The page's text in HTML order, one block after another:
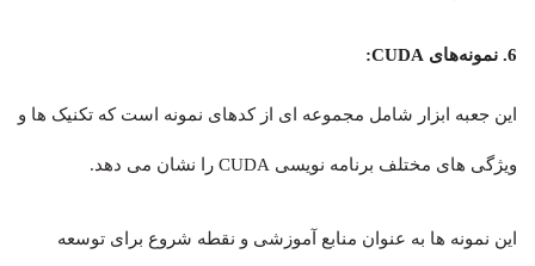
6. نمونه‌های CUDA:
این جعبه ابزار شامل مجموعه ای از کدهای نمونه است که تکنیک ها و
ویژگی های مختلف برنامه نویسی CUDA را نشان می دهد.
این نمونه ها به عنوان منابع آموزشی و نقطه شروع برای توسعه